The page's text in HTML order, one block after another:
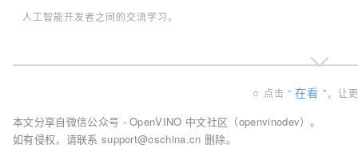
人工智能开发者之间的交流学习。
○ 点击 “ 在看 ”， 让
本文分享自微信公众号 - OpenVINO 中文社区（openvinodev）。
如有侵权，请联系 support@oschina.cn 删除。